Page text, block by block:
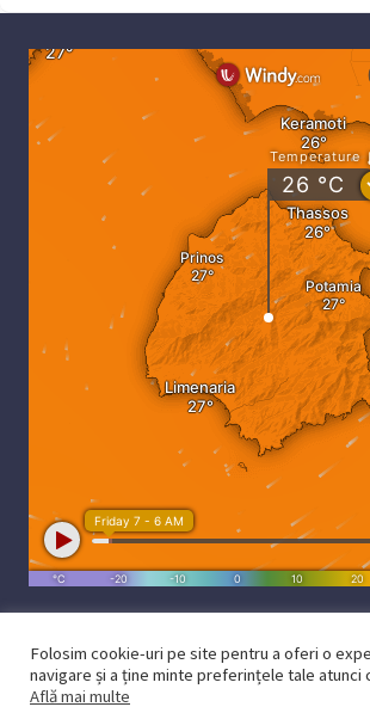
Folosim cookie-uri pe site pentru a oferi o
navigare și a ține minte preferințele tale atunci
Află mai multe